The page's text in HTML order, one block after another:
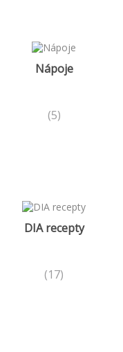
Nápoje
(5)
DIA recepty
(17)